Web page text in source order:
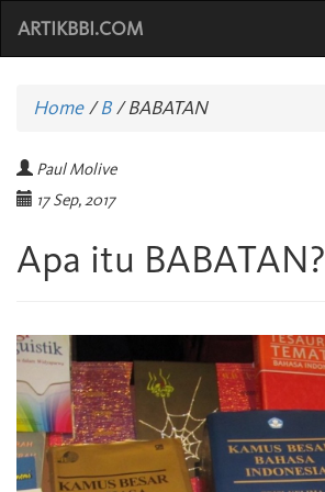
ARTIKBBI.COM
Home/B /BABATAN
Paul Molive
17 Sep, 2017
Apa itu BABATAN?